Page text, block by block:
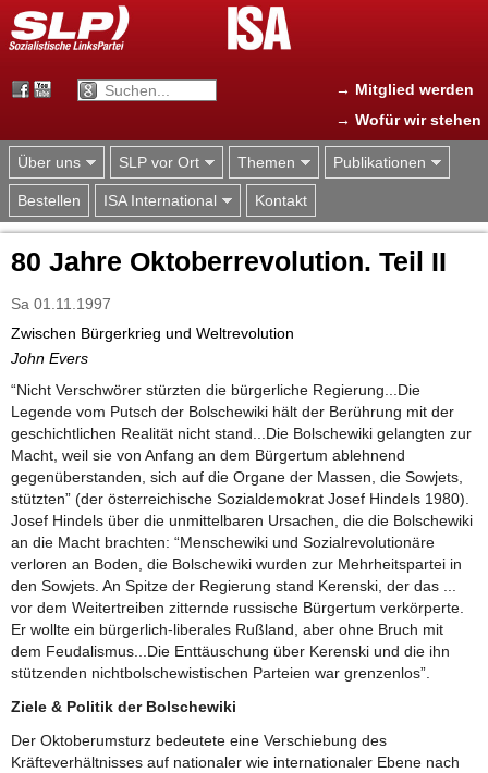
Jump to navigation
→ Mitglied werden
→ Wofür wir stehen
Über uns SLP vor Ort Themen Publikationen
Bestellen ISA International Kontakt
80 Jahre Oktoberrevolution. Teil II
Sa 01.11.1997
Zwischen Bürgerkrieg und Weltrevolution
John Evers
“Nicht Verschwörer stürzten die bürgerliche Regierung...Die
Legende vom Putsch der Bolschewiki hält der Berührung mit der
geschichtlichen Realität nicht stand...Die Bolschewiki gelangten zur
Macht, weil sie von Anfang an dem Bürgertum ablehnend
gegenüberstanden, sich auf die Organe der Massen, die Sowjets,
stützten” (der österreichische Sozialdemokrat Josef Hindels 1980).
Josef Hindels über die unmittelbaren Ursachen, die die Bolschewiki
an die Macht brachten: “Menschewiki und Sozialrevolutionäre
verloren an Boden, die Bolschewiki wurden zur Mehrheitspartei in
den Sowjets. An Spitze der Regierung stand Kerenski, der das ...
vor dem Weitertreiben zitternde russische Bürgertum verkörperte.
Er wollte ein bürgerlich-liberales Rußland, aber ohne Bruch mit
dem Feudalismus...Die Enttäuschung über Kerenski und die ihn
stützenden nichtbolschewistischen Parteien war grenzenlos”.
Ziele & Politik der Bolschewiki
Der Oktoberumsturz bedeutete eine Verschiebung des
Kräfteverhältnisses auf nationaler wie internationaler Ebene nach